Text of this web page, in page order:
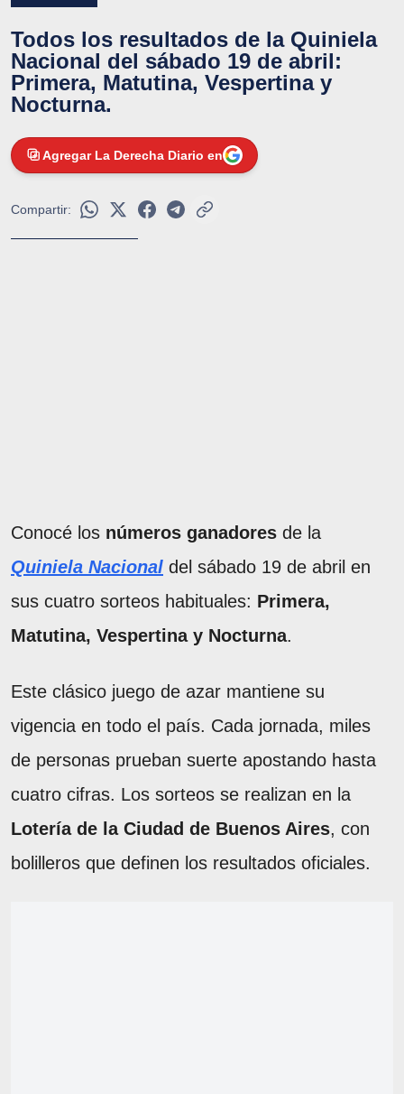
Todos los resultados de la Quiniela
Nacional del sábado 19 de abril:
Primera, Matutina, Vespertina y
Nocturna.
Agregar La Derecha Diario en
Compartir:
Conocé los números ganadores de la
Quiniela Nacional del sábado 19 de abril en
sus cuatro sorteos habituales: Primera,
Matutina, Vespertina y Nocturna.
Este clásico juego de azar mantiene su
vigencia en todo el país. Cada jornada, miles
de personas prueban suerte apostando hasta
cuatro cifras. Los sorteos se realizan en la
Lotería de la Ciudad de Buenos Aires, con
bolilleros que definen los resultados oficiales.